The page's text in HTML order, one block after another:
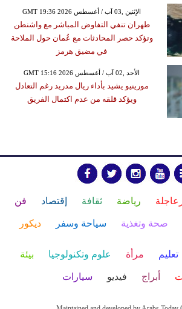
GMT 19:36 2026 الإثنين ,03 آب / أغسطس
طهران تنفي التفاوض المباشر مع واشنطن
وتؤكد حصر المحادثات مع عُمان حول الملاحة
في مضيق هرمز
GMT 15:16 2026 الأحد ,02 آب / أغسطس
مورينيو يشيد بأداء ريال مدريد رغم التعادل
ويؤكد قلقه من عدم اكتمال الفريق
رياضة ثقافة إقتصاد فن
صحة وتغذية سياحة وسفر ديكور
تعليم مرأة علوم وتكنولوجيا بيئة
أبراج فيديو سيارات